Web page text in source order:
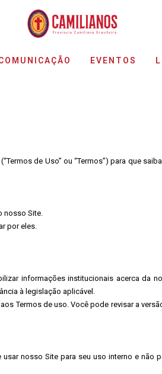
EVENTOS
de Uso” ou “Termos”) para que
nosso Site.
por eles.
informações institucionais acerca da
à legislação aplicável.
Termos de uso. Você pode revisar a
nosso Site para seu uso interno e não